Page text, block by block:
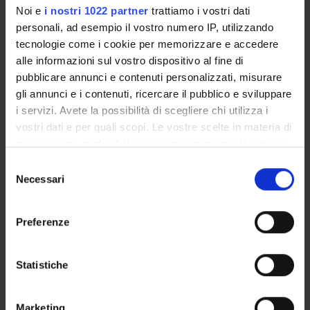
Noi e i nostri 1022 partner trattiamo i vostri dati
personali, ad esempio il vostro numero IP, utilizzando
tecnologie come i cookie per memorizzare e accedere
alle informazioni sul vostro dispositivo al fine di
pubblicare annunci e contenuti personalizzati, misurare
gli annunci e i contenuti, ricercare il pubblico e sviluppare
i servizi. Avete la possibilità di scegliere chi utilizza i
vostri dati e per quali scopi. Le vostre scelte in materia di
modificare o revocare il proprio consenso in qualsiasi
momento dalla Dichiarazione sui cookie o facendo clic
raccogliere informazioni sulla tua posizione
geografica, con un'approssimazione di qualche
delNecessari
Preferenze
Statistiche
Marketing
Referente
Paolo Pertile
Referente esterno
Data pubblicazione
7 novembre 2019
DOTTORATI, MASTER E FORMAZIONE SUPERIORE